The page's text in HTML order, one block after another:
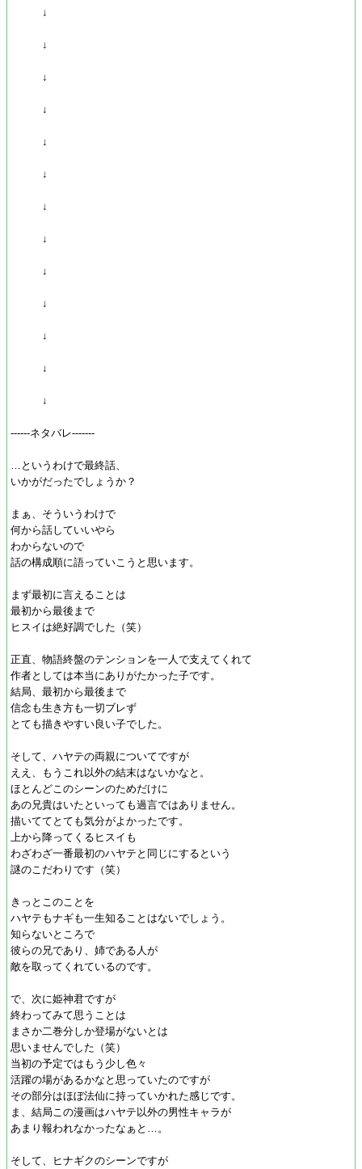
↓
↓
↓
↓
↓
↓
↓
↓
↓
↓
↓
↓
↓
------ネタバレ-------
…というわけで最終話、
いかがだったでしょうか？
まぁ、そういうわけで
何から話していいやら
わからないので
話の構成順に語っていこうと思います。
まず最初に言えることは
最初から最後まで
ヒスイは絶好調でした（笑）
正直、物語終盤のテンションを一人で支えてくれて
作者としては本当にありがたかった子です。
結局、最初から最後まで
信念も生き方も一切ブレず
とても描きやすい良い子でした。
そして、ハヤテの両親についてですが
ええ、もうこれ以外の結末はないかなと。
ほとんどこのシーンのためだけに
あの兄貴はいたといっても過言ではありません。
描いててとても気分がよかったです。
上から降ってくるヒスイも
わざわざ一番最初のハヤテと同じにするという
謎のこだわりです（笑）
きっとこのことを
ハヤテもナギも一生知ることはないでしょう。
知らないところで
彼らの兄であり、姉である人が
敵を取ってくれているのです。
で、次に姫神君ですが
終わってみて思うことは
まさか二巻分しか登場がないとは
思いませんでした（笑）
当初の予定ではもう少し色々
活躍の場があるかなと思っていたのですが
その部分はほぼ法仙に持っていかれた感じです。
ま、結局この漫画はハヤテ以外の男性キャラが
あまり報われなかったなぁと…。
そして、ヒナギクのシーンですが